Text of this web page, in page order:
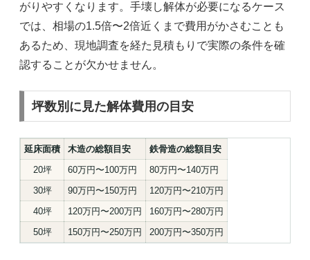
がりやすくなります。手壊し解体が必要になるケース
では、相場の1.5倍〜2倍近くまで費用がかさむことも
あるため、現地調査を経た見積もりで実際の条件を確
認することが欠かせません。
坪数別に見た解体費用の目安
延床面積 木造の総額目安
鉄骨造の総額目安
20坪
60万円〜100万円
80万円〜140万円
30坪
90万円〜150万円
120万円〜210万円
40坪
120万円〜200万円
160万円〜280万円
50坪
150万円〜250万円 200万円〜350万円